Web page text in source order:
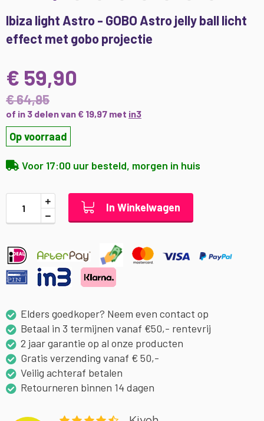
Ibiza light Astro - GOBO Astro jelly ball licht
effect met gobo projectie
€ 59,90
€ 64,95
of in 3 delen van € 19,97 met in3
Op voorraad
Voor 17:00 uur besteld, morgen in huis
In Winkelwagen
Elders goedkoper? Neem even contact op
Betaal in 3 termijnen vanaf €50,- rentevrij
2 jaar garantie op al onze producten
Gratis verzending vanaf € 50,-
Veilig achteraf betalen
Retourneren binnen 14 dagen
naar
het
de
afbeeldingen-
gallerij